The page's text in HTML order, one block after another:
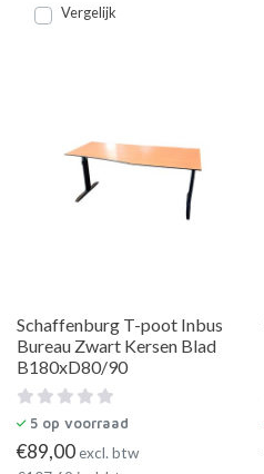
Vergelijk
Schaffenburg T-poot Inbus
Bureau Zwart Kersen Blad
B180xD80/90
5 op voorraad
€89,00excl. btw